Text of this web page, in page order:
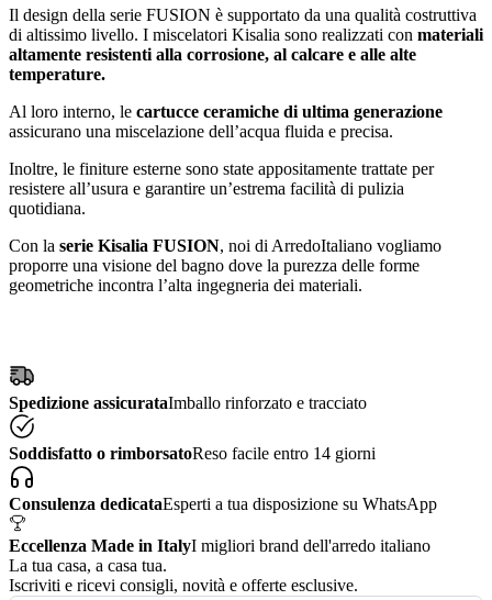
Il design della serie FUSION è supportato da una qualità costruttiva
di altissimo livello. I miscelatori Kisalia sono realizzati con materiali
altamente resistenti alla corrosione, al calcare e alle alte
temperature.
Al loro interno, le cartucce ceramiche di ultima generazione
assicurano una miscelazione dell’acqua fluida e precisa.
Inoltre, le finiture esterne sono state appositamente trattate per
resistere all’usura e garantire un’estrema facilità di pulizia
quotidiana.
Con la serie Kisalia FUSION, noi di ArredoItaliano vogliamo
proporre una visione del bagno dove la purezza delle forme
geometriche incontra l’alta ingegneria dei materiali.
Spedizione assicurataImballo rinforzato e tracciato
Soddisfatto o rimborsatoReso facile entro 14 giorni
Consulenza dedicataEsperti a tua disposizione su WhatsApp
Eccellenza Made in ItalyI migliori brand dell'arredo italiano
La tua casa, a casa tua.
Iscriviti e ricevi consigli, novità e offerte esclusive.